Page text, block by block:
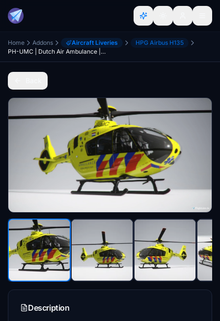
Home Addons Aircraft Liveries
HPG Airbus H135
PH-UMC | Dutch Air Ambulance | Mobiel Medisch Team | 8K | H-135
Description